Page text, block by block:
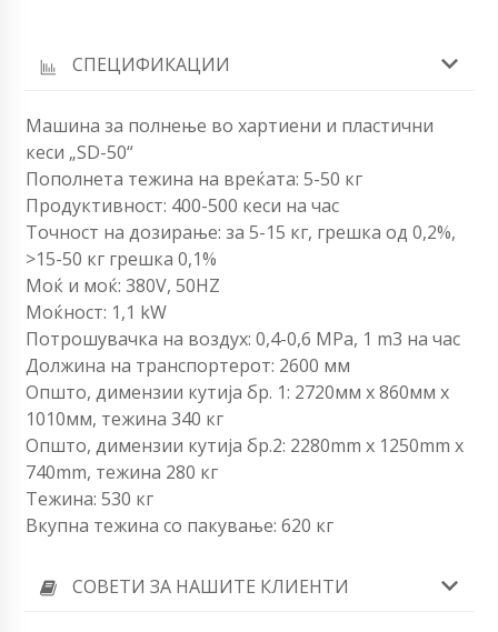
СПЕЦИФИКАЦИИ
Машина за полнење во хартиени и пластични
кеси „SD-50“
Пополнета тежина на вреќата: 5-50 кг
Продуктивност: 400-500 кеси на час
Точност на дозирање: за 5-15 кг, грешка од 0,2%,
>15-50 кг грешка 0,1%
Моќ и моќ: 380V, 50HZ
Моќност: 1,1 kW
Потрошувачка на воздух: 0,4-0,6 MPa, 1 m3 на час
Должина на транспортерот: 2600 мм
Општо, димензии кутија бр. 1: 2720мм x 860мм х
1010мм, тежина 340 кг
Општо, димензии кутија бр.2: 2280mm x 1250mm x
740mm, тежина 280 кг
Тежина: 530 кг
Вкупна тежина со пакување: 620 кг
СОВЕТИ ЗА НАШИТЕ КЛИЕНТИ